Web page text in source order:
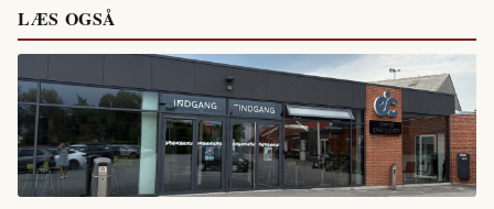
LÆS OGSÅ